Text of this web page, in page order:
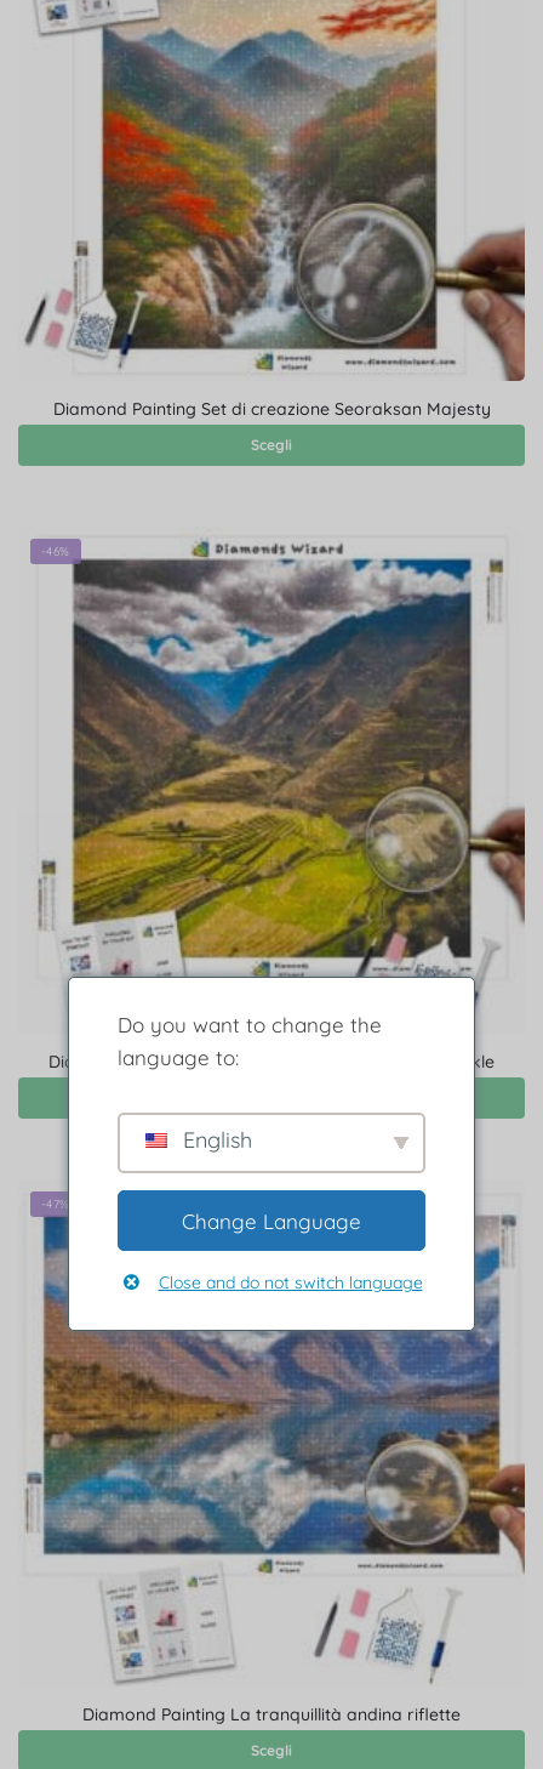
Diamond Painting Set di creazione Seoraksan Majesty
Scegli
-46%
Diamond Painting Illustrazione di Sacred Valley Sparkle
-47%
Diamond Painting La tranquillità andina riflette
Scegli
Do you want to change the
language to:
English
Change Language
Close and do not switch language